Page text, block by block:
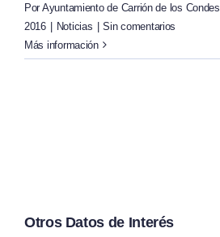
Por Ayuntamiento de Carrión de los Condes
2016
Noticias
Sin comentarios
Más información
Otros Datos de Interés